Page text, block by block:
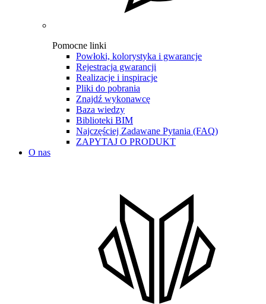
Pomocne linki
Powłoki, kolorystyka i gwarancje
Rejestracja gwarancji
Realizacje i inspiracje
Pliki do pobrania
Znajdź wykonawcę
Baza wiedzy
Biblioteki BIM
Najczęściej Zadawane Pytania (FAQ)
ZAPYTAJ O PRODUKT
O nas